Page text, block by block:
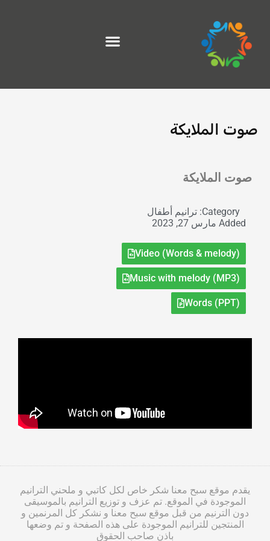
المحتوى
صوت الملايكة
صوت الملايكة
Category: ترانيم أطفال
Added مارس 27, 2023
Video (Words & melody)
Music with melody (MP3)
Words (PPT)
يقدم موقع سبح معنا شكر خاص لكل كاتبي و ملحني الترانيم
الموجودة في الموقع. تم عزف و توزيع الترانيم بالموسيقى
دون الترنيم من قبل موقع سبح معنا و نشكر كل المرنمين و
المنتجين للترانيم الموجودة على هذه الصفحة و تم وضعها
باذن صاحب الحقوق